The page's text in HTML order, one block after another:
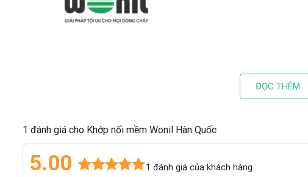
ĐỌC THÊM
1 đánh giá cho Khớp nối mềm Wonil Hàn Quốc
5.00 1 đánh giá của khách hàng